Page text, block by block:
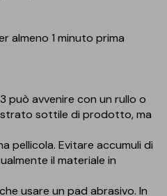
almeno 1 minuto prima
può avvenire con un rullo o
sottile di prodotto, ma
pellicola. Evitare accumuli di
il materiale in
usare un pad abrasivo. In